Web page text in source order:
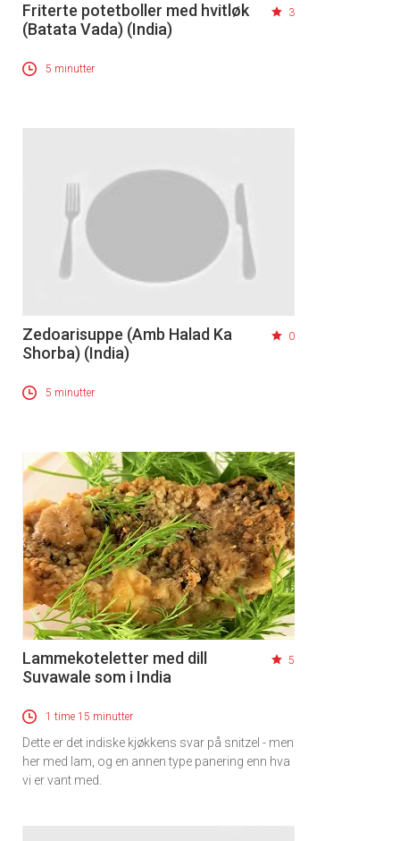
Friterte potetboller med hvitløk
(Batata Vada) (India)
3
5 minutter
Zedoarisuppe (Amb Halad Ka
Shorba) (India)
0
5 minutter
Lammekoteletter med dill
Suvawale som i India
5
1 time 15 minutter
Dette er det indiske kjøkkens svar på snitzel - men
her med lam, og en annen type panering enn hva
vi er vant med.